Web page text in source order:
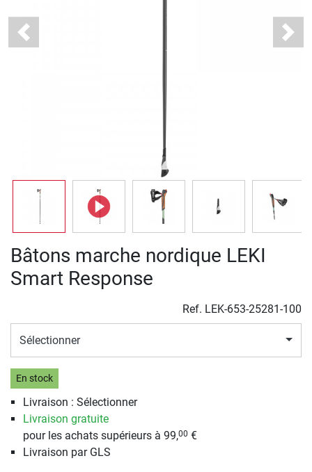
Previous Next
Bâtons marche nordique LEKI
Smart Response
Ref. LEK-653-25281-100
Sélectionner
En stock
Livraison : Sélectionner
Livraison gratuite
pour les achats supérieurs à 99,00 €
Livraison par GLS